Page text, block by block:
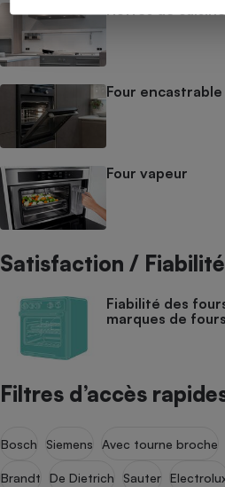
Hottes de cuisine
Four encastrable
Four vapeur
Satisfaction / Fiabilité
Fiabilité des
marques de
Filtres d’accès
Bosch Siemens Avec tourne broche
Brandt De Dietrich Sauter